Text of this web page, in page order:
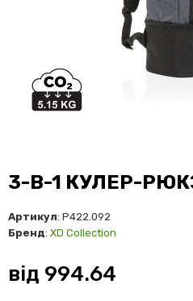
3-В-1 КУЛЕР-
Артикул: P422.092
Бренд: XD Collection
від 994.64